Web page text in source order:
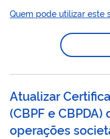
ou comerciais de
Brasil ou exterior. A
atualização dos dados. Esse serviço pode ser solicitado por
estejam aguardando...
Quem pode utilizar este
Atualizar
(CBPF e
operações